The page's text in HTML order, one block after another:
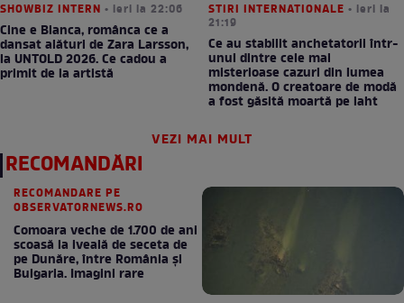
SHOWBIZ INTERN • ieri la 22:06
Cine e Bianca, românca ce a
dansat alături de Zara Larsson,
la UNTOLD 2026. Ce cadou a
primit de la artistă
STIRI INTERNATIONALE • ieri la
21:19
Ce au stabilit anchetatorii într-
unul dintre cele mai
misterioase cazuri din lumea
mondenă. O creatoare de modă
a fost găsită moartă pe iaht
VEZI MAI MULT
RECOMANDĂRI
RECOMANDARE PE
OBSERVATORNEWS.RO
Comoara veche de 1.700 de ani
scoasă la iveală de seceta de
pe Dunăre, între România şi
Bulgaria. Imagini rare